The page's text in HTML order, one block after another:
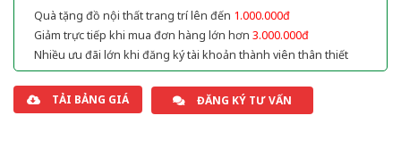
Quà tặng đồ nội thất trang trí lên đến 1.000.000đ
Giảm trực tiếp khi mua đơn hàng lớn hơn 3.000.000đ
Nhiều ưu đãi lớn khi đăng ký tài khoản thành viên thân thiết
TẢI BẢNG GIÁ ĐĂNG KÝ TƯ VẤN